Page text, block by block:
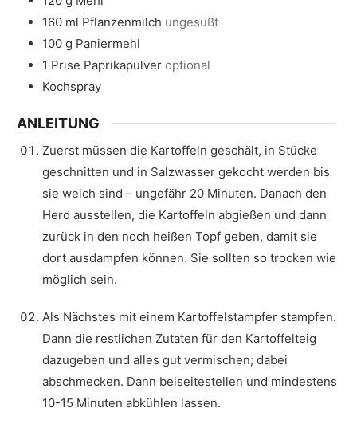
160 ml Pflanzenmilch ungesüßt
100 g Paniermehl
1 Prise Paprikapulver optional
Kochspray
ANLEITUNG
Zuerst müssen die Kartoffeln geschält, in Stücke
geschnitten und in Salzwasser gekocht werden bis
sie weich sind – ungefähr 20 Minuten. Danach den
Herd ausstellen, die Kartoffeln abgießen und dann
zurück in den noch heißen Topf geben, damit sie
dort ausdampfen können. Sie sollten so trocken wie
möglich sein.
Als Nächstes mit einem Kartoffelstampfer stampfen.
Dann die restlichen Zutaten für den Kartoffelteig
dazugeben und alles gut vermischen; dabei
abschmecken. Dann beiseitestellen und mindestens
10-15 Minuten abkühlen lassen.